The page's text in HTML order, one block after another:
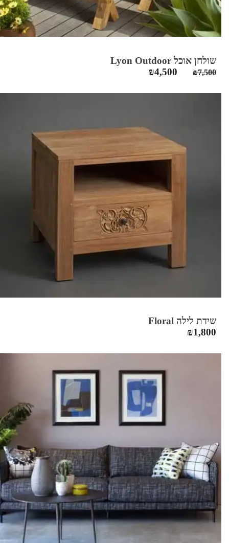
שולחן אוכל Lyon Outdoor
₪7,500
המחיר
היה:
₪4,500
הוא:
שידת לילה Floral
₪1,800